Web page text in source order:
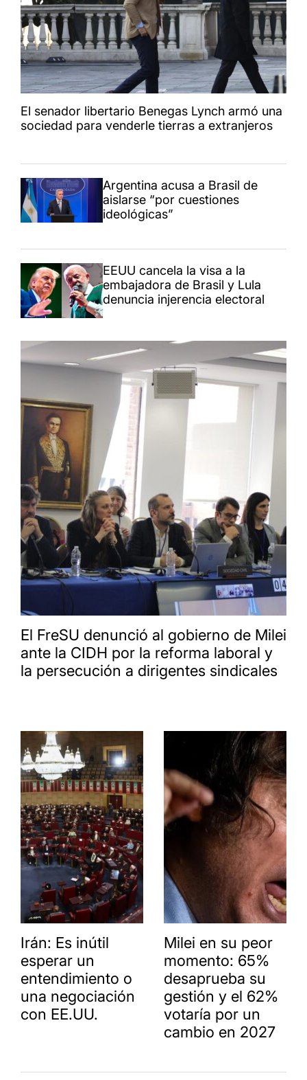
El senador libertario Benegas Lynch armó una
sociedad para venderle tierras a extranjeros
Argentina acusa a Brasil de
aislarse “por cuestiones
ideológicas”
EEUU cancela la visa a la
embajadora de Brasil y Lula
denuncia injerencia electoral
El FreSU denunció al gobierno de Milei
ante la CIDH por la reforma laboral y
la persecución a dirigentes sindicales
Irán: Es inútil
esperar un
entendimiento o
una negociación
con EE.UU.
Milei en su peor
momento: 65%
desaprueba su
gestión y el 62%
votaría por un
cambio en 2027